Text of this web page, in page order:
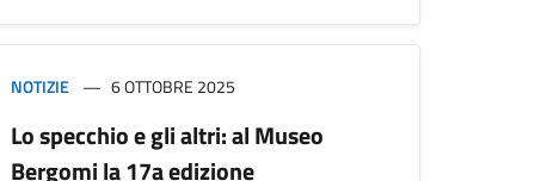
NOTIZIE 6 OTTOBRE 2025
Lo specchio e gli altri: al Museo
Bergomi la 17a edizione